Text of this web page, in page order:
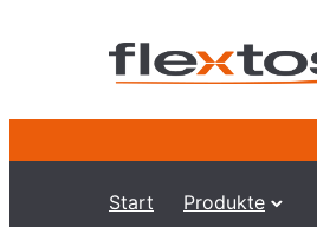
Start Produkte